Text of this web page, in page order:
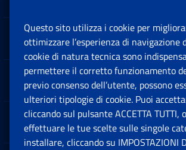
Sedi e Contatti
Software
Note Legali
Questo sito utilizza i cookie per
ottimizzare l’esperienza di navigazione
cookie di natura tecnica sono
permettere il corretto funzionamento
previo consenso dell’utente, possono
ulteriori tipologie di cookie. Puoi
cliccando sul pulsante ACCETTA TUTTI,
effettuare le tue scelte sulle singole
installare, cliccando su IMPOSTAZIONI